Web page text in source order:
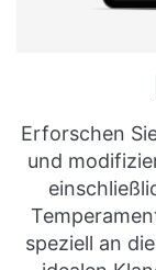
Erforschen
und
speziell an